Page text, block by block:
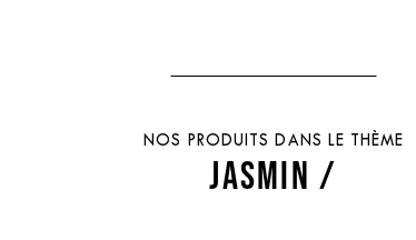
NOS PRODUITS DANS LE THÈME
JASMIN /